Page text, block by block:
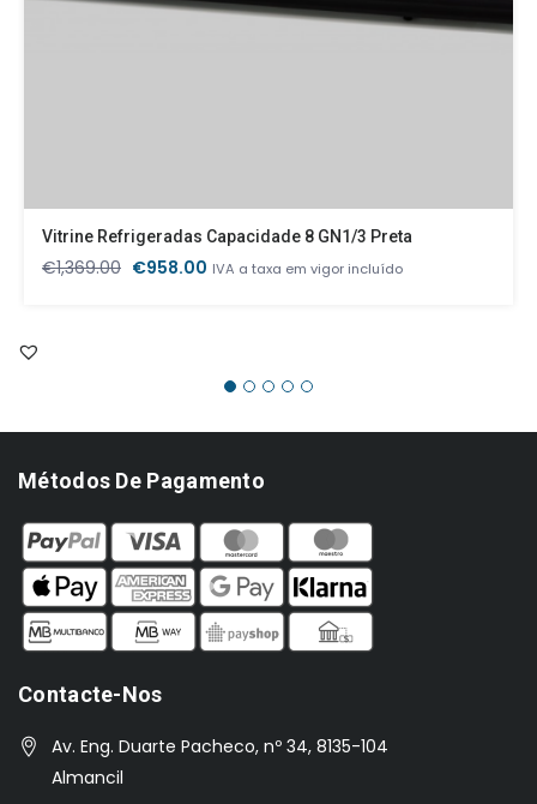
Vitrine Refrigeradas Capacidade 8 GN1/3 Preta
€1,369.00 O
€958.00 O
IVA a taxa em vigor incluído
Métodos De Pagamento
Contacte-Nos
Av. Eng. Duarte Pacheco, nº 34, 8135-104
Almancil